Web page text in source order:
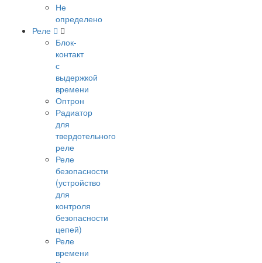
Не
определено
Реле
Блок-
контакт
с
выдержкой
времени
Оптрон
Радиатор
для
твердотельного
реле
Реле
безопасности
(устройство
для
контроля
безопасности
цепей)
Реле
времени